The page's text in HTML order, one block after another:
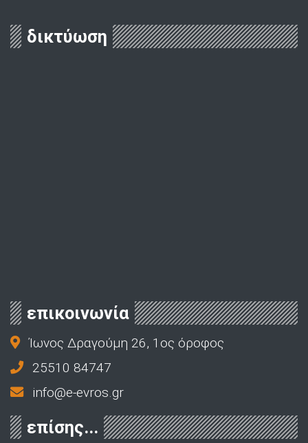
δικτύωση
επικοινωνία
Ίωνος Δραγούμη 26, 1ος όροφος
25510 84747
info@e-evros.gr
επίσης...